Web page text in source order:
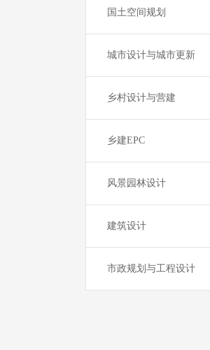
国土空间规划
城市设计与城市更新
乡村设计与营建
乡建EPC
风景园林设计
建筑设计
市政规划与工程设计